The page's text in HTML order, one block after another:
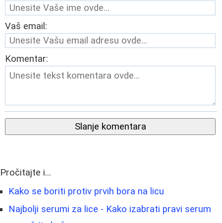
Vaš email:
Komentar:
Slanje komentara
Pročitajte i...
Kako se boriti protiv prvih bora na licu
Najbolji serumi za lice - Kako izabrati pravi serum